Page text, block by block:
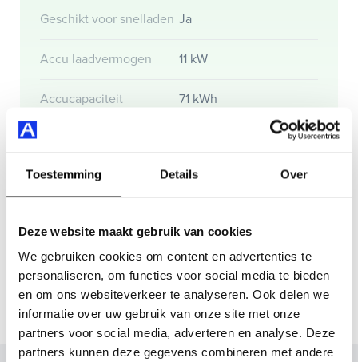
Toestemming Details Over
Deze website maakt gebruik van cookies
We gebruiken cookies om content en advertenties te
personaliseren, om functies voor social media te bieden
en om ons websiteverkeer te analyseren. Ook delen we
informatie over uw gebruik van onze site met onze
partners voor social media, adverteren en analyse. Deze
partners kunnen deze gegevens combineren met andere
direct online.
Geschikt voor snelladen Ja
Accu laadvermogen 11 kW
Accucapaciteit 71 kWh
Actieradius (WLTP)
verbuik